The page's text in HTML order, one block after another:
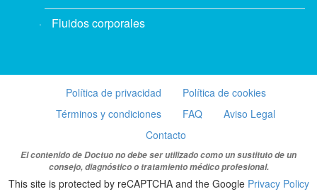
Fluidos corporales
Política de privacidad
Política de cookies
Términos y condiciones
FAQ
Aviso Legal
Contacto
El contenido de Doctuo no debe ser utilizado como un sustituto de un
consejo, diagnóstico o tratamiento médico profesional.
This site is protected by reCAPTCHA and the Google Privacy Policy